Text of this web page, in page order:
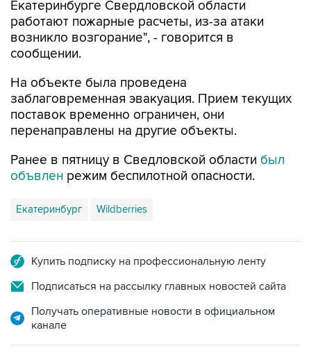
Екатеринбурге Свердловской области
работают пожарные расчеты, из-за атаки
возникло возгорание", - говорится в
сообщении.
На объекте была проведена
заблаговременная эвакуация. Прием текущих
поставок временно ограничен, они
перенаправлены на другие объекты.
Ранее в пятницу в Сведловской области был
объвлен режим беспилотной опасности.
Екатеринбург Wildberries
Купить подписку на профессиональную ленту
Подписаться на рассылку главных новостей сайта
Получать оперативные новости в официальном
канале